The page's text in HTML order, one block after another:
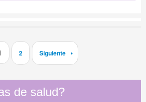
2 Siguiente
de salud?